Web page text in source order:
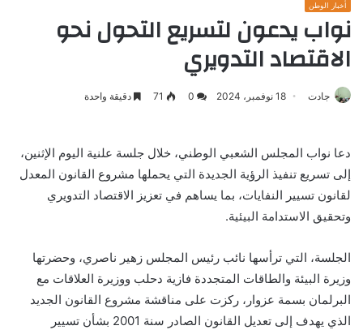
أخبار الوطن
نواب يدعون لتسريع التحول نحو
الاقتصاد التدويري
جادت 18 نوفمبر، 2024 0
71 دقيقة واحدة
دعا نواب المجلس الشعبي الوطني، خلال جلسة علنية اليوم الإثنين،
إلى تسريع تنفيذ الرؤية الجديدة التي يحملها مشروع القانون المعدل
لقانون تسيير النفايات، بما يساهم في تعزيز الاقتصاد التدويري
وتحقيق الاستدامة البيئية.
الجلسة، التي ترأسها نائب رئيس المجلس زهير ناصري، وحضرتها
وزيرة البيئة والطاقات المتجددة فازية دحلب ووزيرة العلاقات مع
البرلمان بسمة عزوار، ركزت على مناقشة مشروع القانون الجديد
الذي يهدف إلى تعديل القانون الصادر سنة 2001 بشأن تسيير